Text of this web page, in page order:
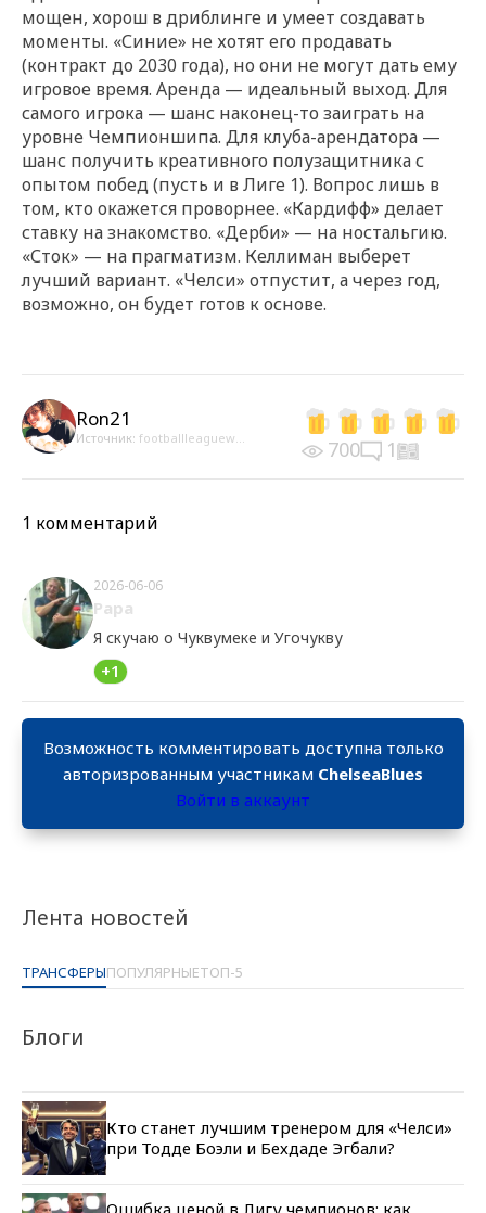
Лента новостей
ТРАНСФЕРЫПОПУЛЯРНЫЕТОП-5
Блоги
Кто станет лучшим тренером для «Челси»
при Тодде Боэли и Бехдаде Эгбали?
мощен, хорош в дриблинге и умеет создавать
моменты. «Синие» не хотят его продавать
(контракт до 2030 года), но они не могут дать ему
игровое время. Аренда — идеальный выход. Для
самого игрока — шанс наконец-то заиграть на
уровне Чемпионшипа. Для клуба-арендатора —
шанс получить креативного полузащитника с
опытом побед (пусть и в Лиге 1). Вопрос лишь в
том, кто окажется проворнее. «Кардифф» делает
ставку на знакомство. «Дерби» — на ностальгию.
«Сток» — на прагматизм. Келлиман выберет
лучший вариант. «Челси» отпустит, а через год,
возможно, он будет готов к основе.
Ron21
Источник: footballleaguew... 700 1
1 комментарий
2026-06-06
Papa
Я скучаю о Чуквумеке и Угочукву
+1
Возможность комментировать доступна только
авторизрованным участникам ChelseaBlues
Войти в аккаунт